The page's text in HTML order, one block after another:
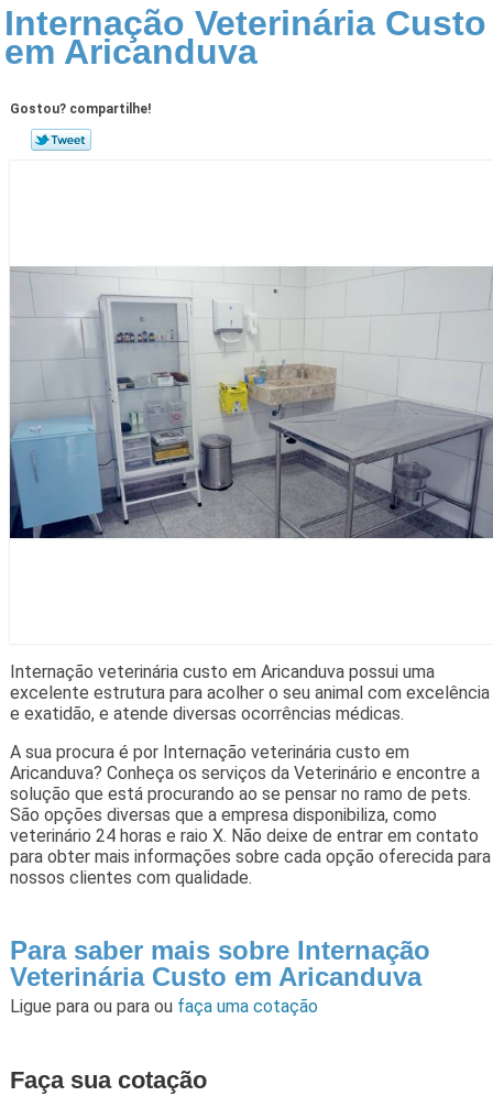
Internação Veterinária Custo
em Aricanduva
Gostou? compartilhe!
Internação veterinária custo em Aricanduva possui uma
excelente estrutura para acolher o seu animal com excelência
e exatidão, e atende diversas ocorrências médicas.
A sua procura é por Internação veterinária custo em
Aricanduva? Conheça os serviços da Veterinário e encontre a
solução que está procurando ao se pensar no ramo de pets.
São opções diversas que a empresa disponibiliza, como
veterinário 24 horas e raio X. Não deixe de entrar em contato
para obter mais informações sobre cada opção oferecida para
nossos clientes com qualidade.
Para saber mais sobre Internação
Veterinária Custo em Aricanduva
Ligue para ou para ou faça uma cotação
Faça sua cotação